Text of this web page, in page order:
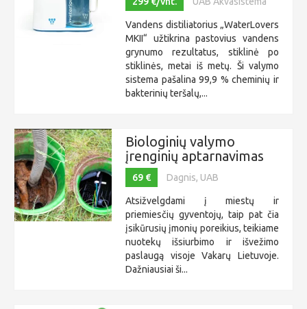
Vandens distiliatorius „WaterLovers
MKII“ užtikrina pastovius vandens
grynumo rezultatus, stiklinė po
stiklinės, metai iš metų. Ši valymo
sistema pašalina 99,9 % cheminių ir
bakterinių teršalų,...
Biologinių valymo
įrenginių aptarnavimas
69 € Dagnis, UAB
Atsižvelgdami į miestų ir
priemiesčių gyventojų, taip pat čia
įsikūrusių įmonių poreikius, teikiame
nuotekų išsiurbimo ir išvežimo
paslaugą visoje Vakarų Lietuvoje.
Dažniausiai ši...